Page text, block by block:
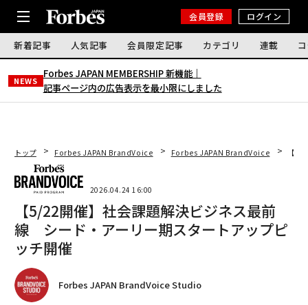
会員登録 ログイン
新着記事 人気記事 会員限定記事 カテゴリ 連載
NEWS
Forbes JAPAN MEMBERSHIP 新機能｜
記事ページ内の広告表示を最小限にしました
トップ Forbes JAPAN BrandVoice Forbes JAPAN BrandVoice 【5/
2026.04.24 16:00
【5/22開催】社会課題解決ビジネス最前
線 シード・アーリー期スタートアップピ
ッチ開催
Forbes JAPAN BrandVoice Studio